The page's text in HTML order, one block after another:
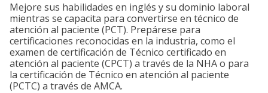
Mejore sus habilidades en inglés y su dominio laboral
mientras se capacita para convertirse en técnico de
atención al paciente (PCT). Prepárese para
certificaciones reconocidas en la industria, como el
examen de certificación de Técnico certificado en
atención al paciente (CPCT) a través de la NHA o para
la certificación de Técnico en atención al paciente
(PCTC) a través de AMCA.